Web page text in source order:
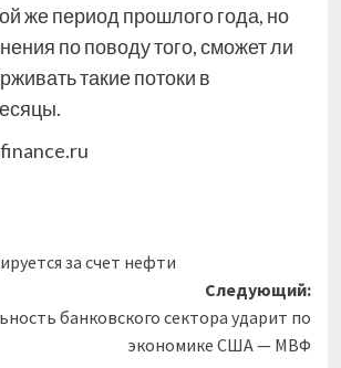
же период прошлого года, но
по поводу того, сможет ли
такие потоки в
за счет нефти
Следующий:
банковского сектора ударит по
экономике США — МВФ